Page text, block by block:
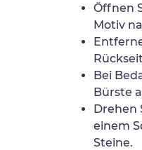
Öffnen
Motiv
Bei
Bürste
Drehen
einem
Steine.